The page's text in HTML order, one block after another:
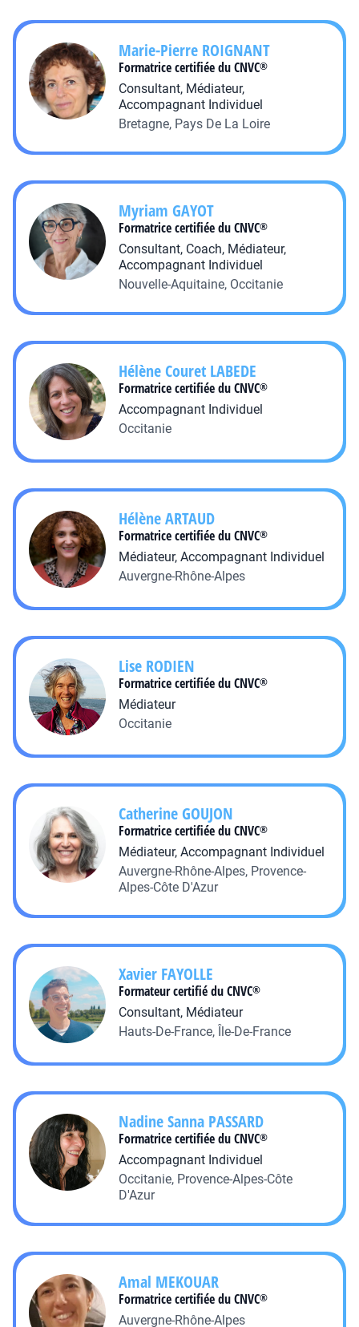
Marie-Pierre ROIGNANT
Formatrice certifiée du CNVC®
Consultant, Médiateur,
Accompagnant Individuel
Bretagne, Pays De La Loire
Myriam GAYOT
Formatrice certifiée du CNVC®
Consultant, Coach, Médiateur,
Accompagnant Individuel
Nouvelle-Aquitaine, Occitanie
Hélène Couret LABEDE
Formatrice certifiée du CNVC®
Accompagnant Individuel
Occitanie
HélèneARTAUD
Formatrice certifiée du CNVC®
Médiateur, Accompagnant Individuel
Auvergne-Rhône-Alpes
Lise RODIEN
Formatrice certifiée du CNVC®
Médiateur
Occitanie
CatherineGOUJON
Formatrice certifiée du CNVC®
Médiateur, Accompagnant Individuel
Auvergne-Rhône-Alpes, Provence-
Alpes-Côte D'Azur
Xavier FAYOLLE
Formateur certifié du CNVC®
Consultant, Médiateur
Hauts-De-France, Île-De-France
Nadine Sanna PASSARD
Formatrice certifiée du CNVC®
Accompagnant Individuel
Occitanie, Provence-Alpes-Côte
D'Azur
Amal MEKOUAR
Formatrice certifiée du CNVC®
Auvergne-Rhône-Alpes